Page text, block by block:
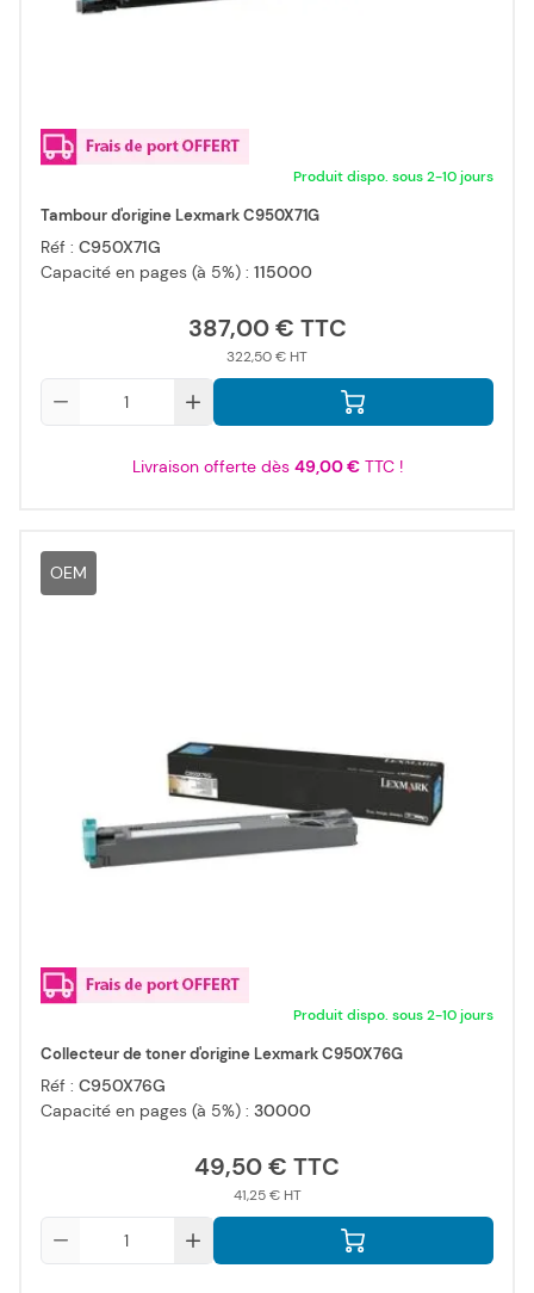
Produit dispo. sous 2-10 jours
Tambour d'origine Lexmark C950X71G
Réf : C950X71G
Capacité en pages (à 5%) : 115000
387,00 €
322,50 €
Livraison offerte dès 49,00 €TTC !
OEM
Produit dispo. sous 2-10 jours
Collecteur de toner d'origine Lexmark C950X76G
Réf : C950X76G
Capacité en pages (à 5%) : 30000
49,50 €
41,25 €